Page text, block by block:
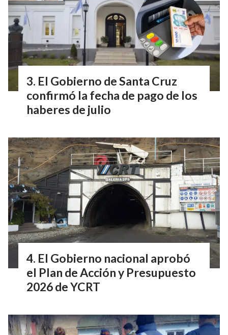
El Gobierno de Santa Cruz
confirmó la fecha de pago de los
haberes de julio
El Gobierno nacional aprobó
el Plan de Acción y Presupuesto
2026 de YCRT